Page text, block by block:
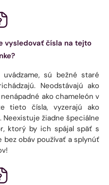
vysledovať čísla na tejto
sú bežné staré
Neodstávajú ako
ako chameleón v
tieto čísla, vyzerajú ako
žiadne špeciálne
ktorý by ich spájal späť s
bez obáv používať a splynúť